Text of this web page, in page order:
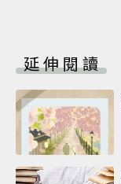
延伸閱讀